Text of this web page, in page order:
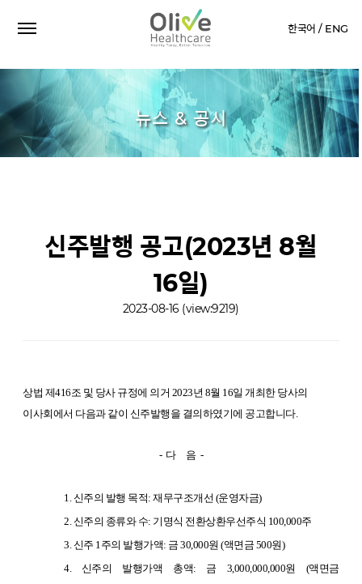
한국어 / ENG
뉴스 & 공시
신주발행 공고(2023년 8월
16일)
2023-08-16 (view:9219)
상법 제416조 및 당사 규정에 의거 2023년 8월 16일 개최한 당사의
이사회에서 다음과 같이 신주발행을 결의하였기에 공고합니다.
- 다 음 -
1. 신주의 발행 목적: 재무구조개선 (운영자금)
2. 신주의 종류와 수: 기명식 전환상환우선주식 100,000주
3. 신주 1주의 발행가액: 금 30,000원 (액면금 500원)
4. 신주의 발행가액 총액: 금 3,000,000,000원 (액면금